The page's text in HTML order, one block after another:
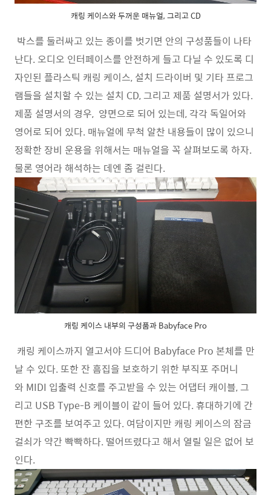
캐링 케이스와 두꺼운 매뉴얼, 그리고 CD
박스를 둘러싸고 있는 종이를 벗기면 안의 구성품들이 나타
난다. 오디오 인터페이스를 안전하게 들고 다닐 수 있도록 디
자인된 플라스틱 캐링 케이스, 설치 드라이버 및 기타 프로그
램들을 설치할 수 있는 설치 CD, 그리고 제품 설명서가 있다.
제품 설명서의 경우, 양면으로 되어 있는데, 각각 독일어와
영어로 되어 있다. 매뉴얼에 무척 알찬 내용들이 많이 있으니
정확한 장비 운용을 위해서는 매뉴얼을 꼭 살펴보도록 하자.
물론 영어라 해석하는 데엔 좀 걸린다.
캐링 케이스 내부의 구성품과 Babyface Pro
캐링 케이스까지 열고서야 드디어 Babyface Pro 본체를 만
날 수 있다. 또한 잔 흠집을 보호하기 위한 부직포 주머니
와 MIDI 입출력 신호를 주고받을 수 있는 어댑터 캐이블, 그
리고 USB Type-B 케이블이 같이 들어 있다. 휴대하기에 간
편한 구조를 보여주고 있다. 여담이지만 캐링 케이스의 잠금
걸쇠가 약간 빡빡하다. 떨어뜨렸다고 해서 열릴 일은 없어 보
인다.